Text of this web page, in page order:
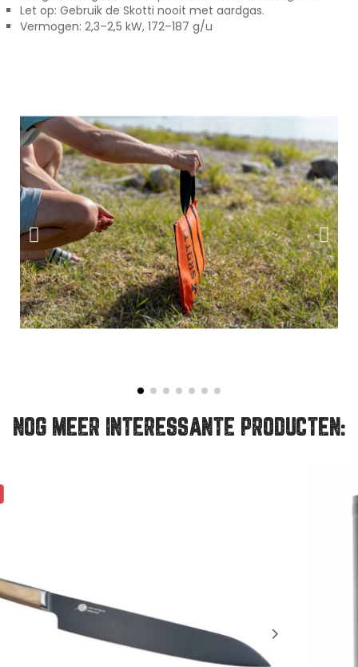
Let op: Gebruik de Skotti nooit met aardgas.
Vermogen: 2,3–2,5 kW, 172–187 g/u
NOG MEER INTERESSANTE PRODUCTEN: